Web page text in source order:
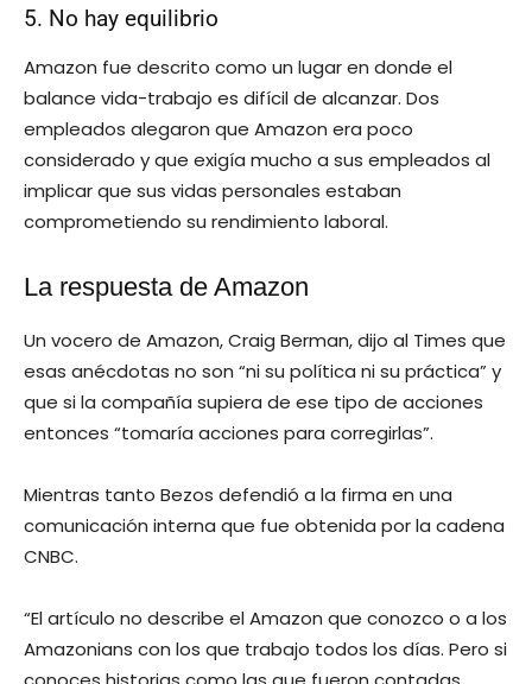
5. No hay equilibrio
Amazon fue descrito como un lugar en donde el
balance vida-trabajo es difícil de alcanzar. Dos
empleados alegaron que Amazon era poco
considerado y que exigía mucho a sus empleados al
implicar que sus vidas personales estaban
comprometiendo su rendimiento laboral.
La respuesta de Amazon
Un vocero de Amazon, Craig Berman, dijo al Times que
esas anécdotas no son “ni su política ni su práctica” y
que si la compañía supiera de ese tipo de acciones
entonces “tomaría acciones para corregirlas”.
Mientras tanto Bezos defendió a la firma en una
comunicación interna que fue obtenida por la cadena
CNBC.
“El artículo no describe el Amazon que conozco o a los
Amazonians con los que trabajo todos los días. Pero si